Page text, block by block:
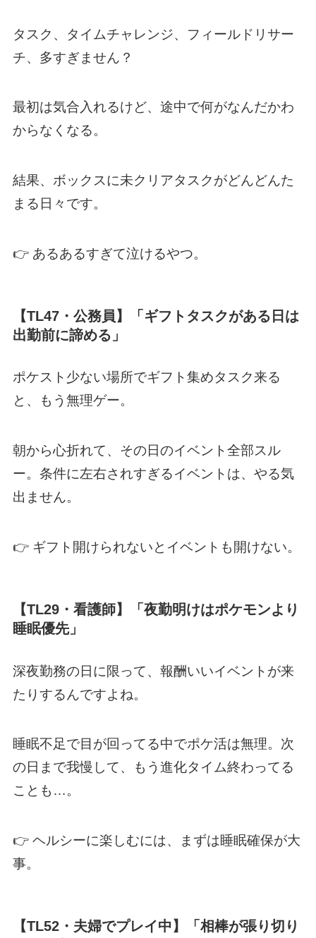
タスク、タイムチャレンジ、フィールドリサー
チ、多すぎません？
最初は気合入れるけど、途中で何がなんだかわ
からなくなる。
結果、ボックスに未クリアタスクがどんどんた
まる日々です。
👉 あるあるすぎて泣けるやつ。
【TL47・公務員】「ギフトタスクがある日は
出勤前に諦める」
ポケスト少ない場所でギフト集めタスク来る
と、もう無理ゲー。
朝から心折れて、その日のイベント全部スル
ー。条件に左右されすぎるイベントは、やる気
出ません。
👉 ギフト開けられないとイベントも開けない。
【TL29・看護師】「夜勤明けはポケモンより
睡眠優先」
深夜勤務の日に限って、報酬いいイベントが来
たりするんですよね。
睡眠不足で目が回ってる中でポケ活は無理。次
の日まで我慢して、もう進化タイム終わってる
ことも…。
👉 ヘルシーに楽しむには、まずは睡眠確保が大
事。
【TL52・夫婦でプレイ中】「相棒が張り切り